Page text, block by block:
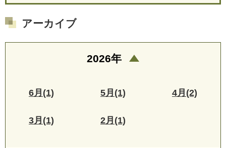
アーカイブ
2026年
6月(1) 5月(1) 4月(2)
3月(1) 2月(1)